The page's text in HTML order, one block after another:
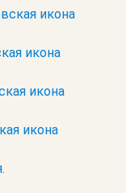
икона
икона
икона
икона